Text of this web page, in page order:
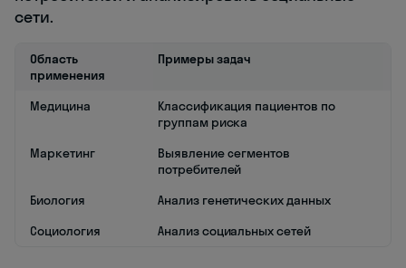
сети.
Область
применения
Примеры задач
Медицина
Классификация пациентов по
группам риска
Маркетинг
Выявление сегментов
потребителей
Биология
Анализ генетических данных
Социология
Анализ социальных сетей